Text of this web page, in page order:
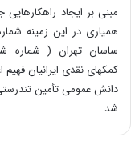
مبنی بر ایجاد
کمکهای نقدی ایرانیان
دانش عمومی تأمین
شد.